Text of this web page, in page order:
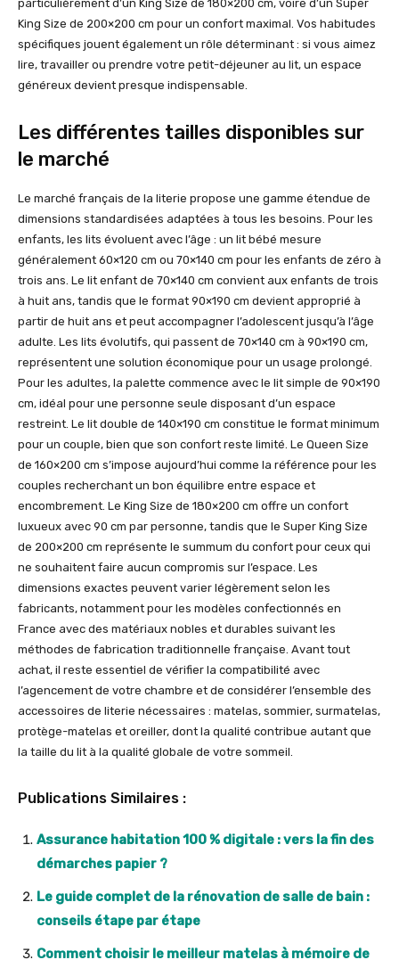
particulièrement d’un King Size de 180×200 cm, voire d’un Super
King Size de 200×200 cm pour un confort maximal. Vos habitudes
spécifiques jouent également un rôle déterminant : si vous aimez
lire, travailler ou prendre votre petit-déjeuner au lit, un espace
généreux devient presque indispensable.
Les différentes tailles disponibles sur
le marché
Le marché français de la literie propose une gamme étendue de
dimensions standardisées adaptées à tous les besoins. Pour les
enfants, les lits évoluent avec l’âge : un lit bébé mesure
généralement 60×120 cm ou 70×140 cm pour les enfants de zéro à
trois ans. Le lit enfant de 70×140 cm convient aux enfants de trois
à huit ans, tandis que le format 90×190 cm devient approprié à
partir de huit ans et peut accompagner l’adolescent jusqu’à l’âge
adulte. Les lits évolutifs, qui passent de 70×140 cm à 90×190 cm,
représentent une solution économique pour un usage prolongé.
Pour les adultes, la palette commence avec le lit simple de 90×190
cm, idéal pour une personne seule disposant d’un espace
restreint. Le lit double de 140×190 cm constitue le format minimum
pour un couple, bien que son confort reste limité. Le Queen Size
de 160×200 cm s’impose aujourd’hui comme la référence pour les
couples recherchant un bon équilibre entre espace et
encombrement. Le King Size de 180×200 cm offre un confort
luxueux avec 90 cm par personne, tandis que le Super King Size
de 200×200 cm représente le summum du confort pour ceux qui
ne souhaitent faire aucun compromis sur l’espace. Les
dimensions exactes peuvent varier légèrement selon les
fabricants, notamment pour les modèles confectionnés en
France avec des matériaux nobles et durables suivant les
méthodes de fabrication traditionnelle française. Avant tout
achat, il reste essentiel de vérifier la compatibilité avec
l’agencement de votre chambre et de considérer l’ensemble des
accessoires de literie nécessaires : matelas, sommier, surmatelas,
protège-matelas et oreiller, dont la qualité contribue autant que
la taille du lit à la qualité globale de votre sommeil.
Publications Similaires :
Assurance habitation 100 % digitale : vers la fin des
démarches papier ?
Le guide complet de la rénovation de salle de bain :
conseils étape par étape
Comment choisir le meilleur matelas à mémoire de